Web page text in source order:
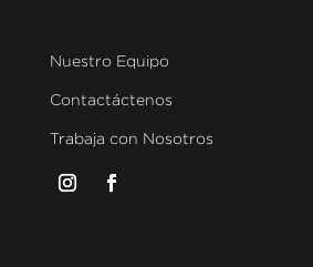
Nuestro Equipo
Contactáctenos
Trabaja con Nosotros